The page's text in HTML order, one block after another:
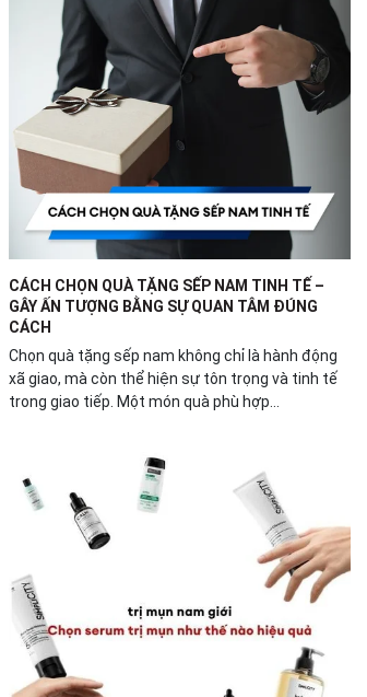
CÁCH CHỌN QUÀ TẶNG SẾP NAM TINH TẾ –
GÂY ẤN TƯỢNG BẰNG SỰ QUAN TÂM ĐÚNG
CÁCH
Chọn quà tặng sếp nam không chỉ là hành động
xã giao, mà còn thể hiện sự tôn trọng và tinh tế
trong giao tiếp. Một món quà phù hợp...